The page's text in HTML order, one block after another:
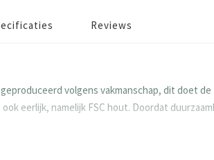
Reviews
volgens vakmanschap, dit doet
eerlijk, namelijk FSC hout. Doordat
zo goed mogelijk te houden? Houten